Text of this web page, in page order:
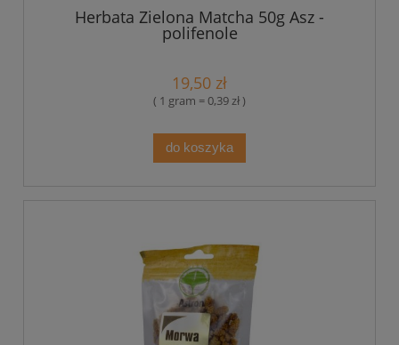
Herbata Zielona Matcha 50g Asz -
polifenole
19,50 zł
( 1 gram = 0,39 zł )
do koszyka